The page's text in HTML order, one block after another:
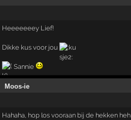
Heeeeeeey Lief!
Dikke kus voor jou
Sannie
Moos-ie
Hahaha, hop los vooraan bij de hekken heh